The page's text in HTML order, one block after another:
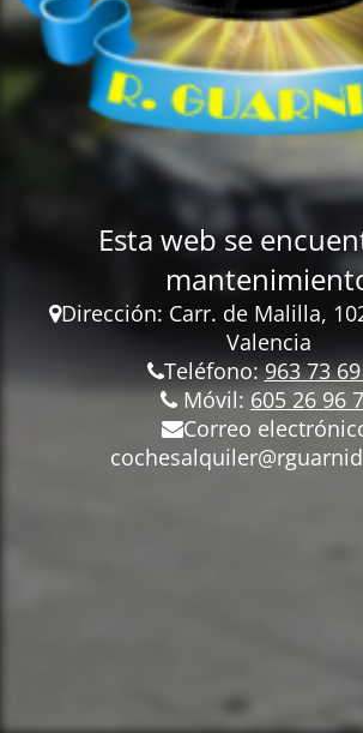
Esta web se
Dirección: Carr. de Malilla,
Valencia
Teléfono:963 73
Móvil: 605 26 96
Correo